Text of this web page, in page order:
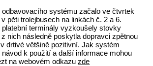
odbavovacího systému začalo ve čtvrtek
pěti trolejbusech na linkách č. 2 a 6.
platební terminály vyzkoušely stovky
nich následně poskytla dopravci zpětnou
drtivé většině pozitivní. Jak systém
k použití a další informace mohou
na webovém odkazuzde